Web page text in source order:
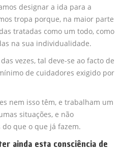
designar a ida para a
tropa porque, na maior parte
tratadas como um todo, como
na sua individualidade.
vezes, tal deve-se ao facto de
de cuidadores exigido por
nem isso têm, e trabalham um
situações, e não
que o que já fazem.
ainda esta consciência de